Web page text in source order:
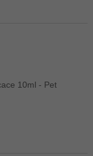
10ml - Pet